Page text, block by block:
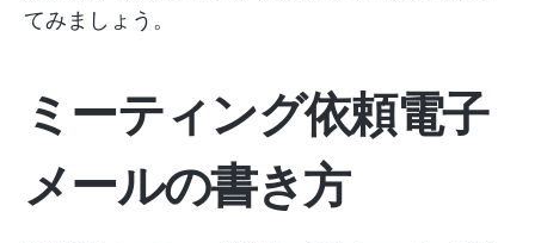
てみましょう。
ミーティング依頼電子
メールの書き方